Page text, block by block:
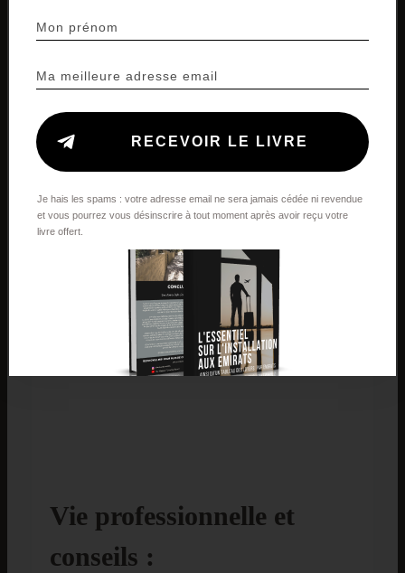
Est-ce qu’il y a un endroit que tu aimes
Il y a une petite plage à côté d’Ajman que j’aime
beaucoup. C’est la plage d’Al Hamriyah. Une petite plage
tranquille. Bon, il y a du monde le weekend mais à un
moment j’y allais beaucoup en semaine et il n’y avait pas
grand monde.
Vie professionnelle et
conseils :
RECEVOIR LE LIVRE
Je hais les spams : votre adresse email ne sera jamais cédée ni revendue
et vous pourrez vous désinscrire à tout moment après avoir reçu votre
livre offert.